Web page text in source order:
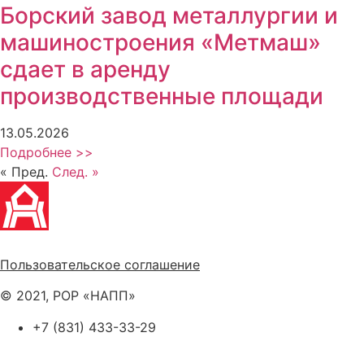
Борский завод металлургии и
машиностроения «Метмаш»
сдает в аренду
производственные площади
13.05.2026
Подробнее >>
« Пред. След. »
Пользовательское соглашение
© 2021, РОР «НАПП»
+7 (831) 433-33-29